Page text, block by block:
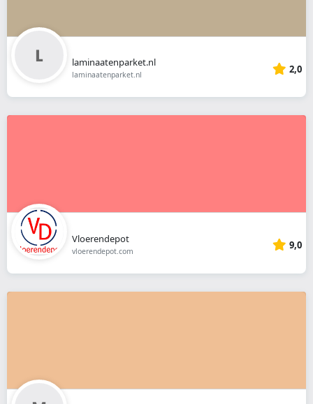
laminaatenparket.nl
laminaatenparket.nl 2,0
Vloerendepot
vloerendepot.com 9,0